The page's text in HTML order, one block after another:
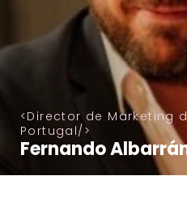
Director de Marketing
Portugal
Fernando